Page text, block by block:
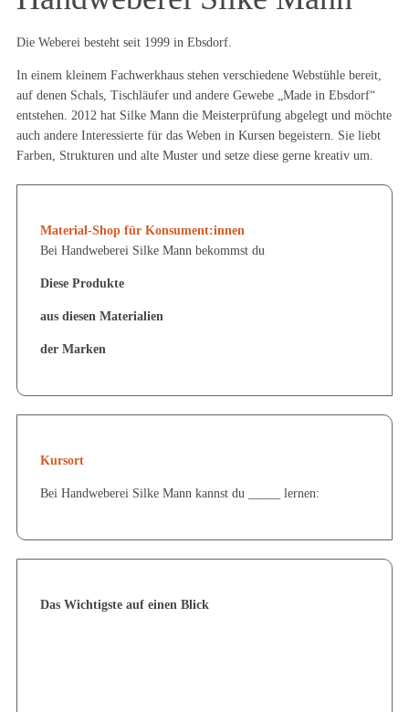
Die Weberei besteht seit 1999 in Ebsdorf.
In einem kleinem Fachwerkhaus stehen verschiedene Webstühle bereit,
auf denen Schals, Tischläufer und andere Gewebe „Made in Ebsdorf“
entstehen. 2012 hat Silke Mann die Meisterprüfung abgelegt und möchte
auch andere Interessierte für das Weben in Kursen begeistern. Sie liebt
Farben, Strukturen und alte Muster und setze diese gerne kreativ um.
Material-Shop für Konsument:innen
Bei Handweberei Silke Mann bekommst du
Diese Produkte
aus diesen Materialien
der Marken
Kursort
Bei Handweberei Silke Mann kannst du _____ lernen:
Das Wichtigste auf einen Blick